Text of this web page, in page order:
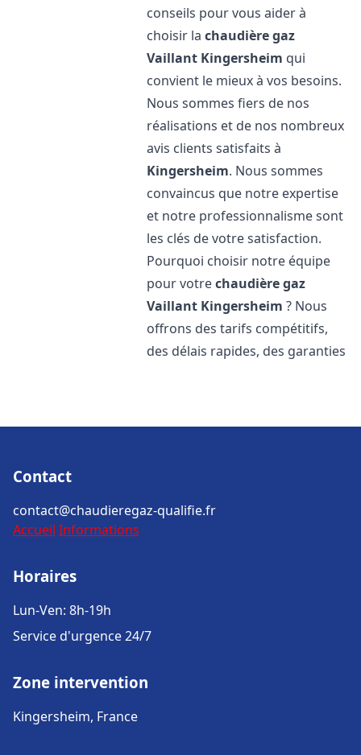
conseils pour vous aider à
choisir lachaudière gaz
Vaillant Kingersheim qui
convient le mieux à vos besoins.
Nous sommes fiers de nos
réalisations et de nos nombreux
avis clients satisfaits à
Kingersheim. Nous sommes
convaincus que notre expertise
et notre professionnalisme sont
les clés de votre satisfaction.
Pourquoi choisir notre équipe
pour votrechaudière gaz
Vaillant Kingersheim ? Nous
offrons des tarifs compétitifs,
des délais rapides, des garanties
Contact
contact@chaudieregaz-qualifie.fr
Accueil Informations
Horaires
Lun-Ven: 8h-19h
Service d'urgence 24/7
Zone intervention
Kingersheim, France